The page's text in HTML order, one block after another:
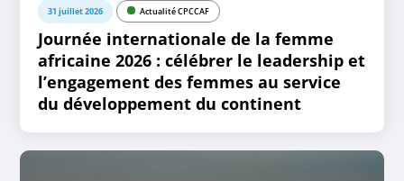
31 juillet 2026 Actualité CPCCAF
Journée internationale de la femme
africaine 2026 : célébrer le leadership et
l’engagement des femmes au service
du développement du continent